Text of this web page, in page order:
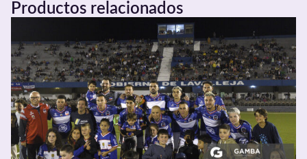
Productos relacionados